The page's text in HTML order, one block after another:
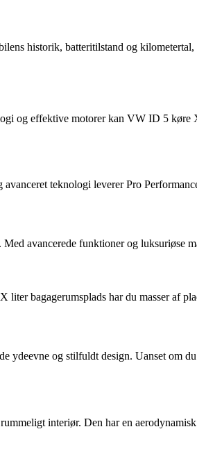
historik, batteritilstand og
og effektive motorer kan VW ID 5
teknologi leverer Pro
avancerede funktioner og luksuriøse
bagagerumsplads har du masser af
ydeevne og stilfuldt design. Uanset om
interiør. Den har en